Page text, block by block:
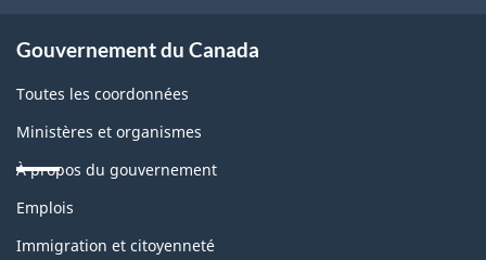
Gouvernement du Canada
Toutes les coordonnées
Ministères et organismes
À propos du gouvernement
Thèmes
sujets
Emplois
Immigration et citoyenneté